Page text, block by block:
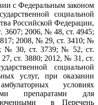
с Федеральным законом
социальной
Российской Федерации,
3607; 2006, № 48, ст. 4945;
2008, № 29, ст. 3410; №
№ 30, ст. 3739; № 52, ст.
ст. 3880; 2012, № 31, ст.
социальной
услуг, при оказании
условиях
препаратами для
в Перечень